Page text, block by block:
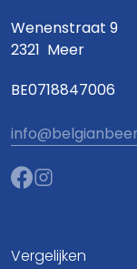
Wenenstraat 9
2321 Meer
BE0718847006
Vergelijken